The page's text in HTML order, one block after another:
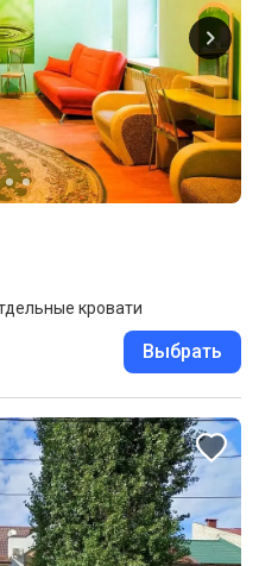
кровати
Выбрать